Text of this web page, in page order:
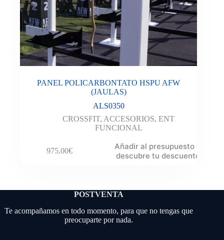
PANEL POLICARBONTATO HSPU AFW
(JAULAS)
ALS0350
CROSSFIT, ACCESORIOS,ENT
FUNCIONAL
975.00€
Añadir al presupuesto y
descubre tu descuento
POSTVENTA
Te acompañamos en todo momento, para que no tengas que
preocuparte por nada.